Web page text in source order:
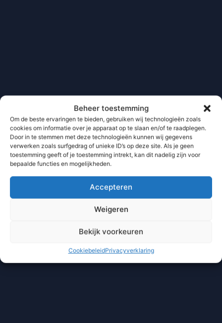
Beheer toestemming
Om de beste ervaringen te bieden, gebruiken wij technologieën zoals
cookies om informatie over je apparaat op te slaan en/of te raadplegen.
Door in te stemmen met deze technologieën kunnen wij gegevens
verwerken zoals surfgedrag of unieke ID’s op deze site. Als je geen
toestemming geeft of je toestemming intrekt, kan dit nadelig zijn voor
bepaalde functies en mogelijkheden.
Accepteren
Weigeren
Bekijk voorkeuren
CookiebeleidPrivacyverklaring